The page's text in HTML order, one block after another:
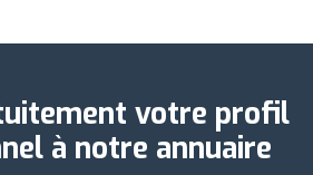
votre profil
à notre annuaire